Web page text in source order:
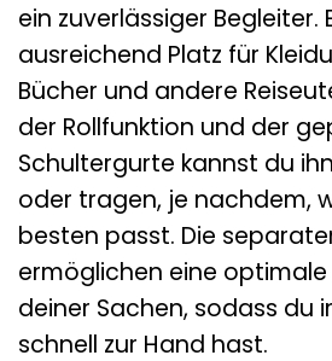
ein zuverlässiger Begleiter.
ausreichend Platz für
Bücher und andere
der Rollfunktion und der
Schultergurte kannst du
oder tragen, je nachdem,
besten passt. Die
ermöglichen eine
deiner Sachen, sodass du
schnell zur Hand hast.